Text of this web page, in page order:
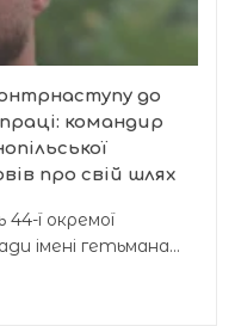
до
командир
про свій шлях
44-ї окремої
імені гетьмана...